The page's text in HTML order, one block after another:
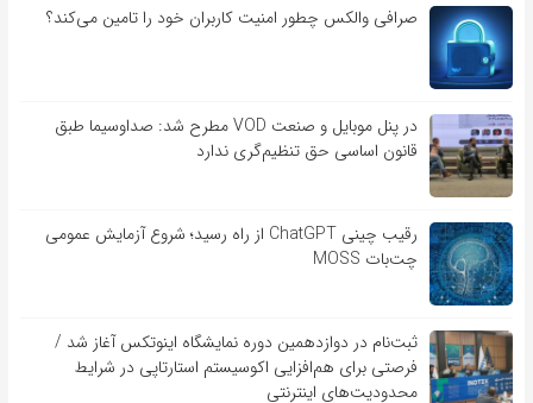
صرافی والکس چطور امنیت کاربران خود را تامین می‌کند؟
در پنل موبایل و صنعت VOD مطرح شد: صداوسیما طبق
قانون اساسی حق تنظیم‌گری ندارد
رقیب چینی ChatGPT از راه رسید؛ شروع آزمایش عمومی
چت‌بات MOSS
ثبت‌نام در دوازدهمین دوره نمایشگاه اینوتکس آغاز شد /
فرصتی برای هم‌افزایی اکوسیستم استارتاپی در شرایط
محدودیت‌های اینترنتی